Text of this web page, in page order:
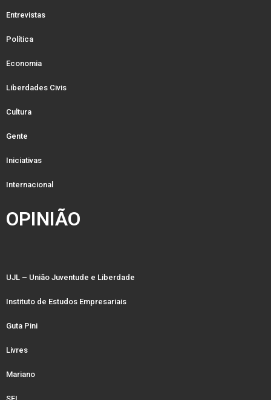
Entrevistas
Política
Economia
Liberdades Civis
Cultura
Gente
Iniciativas
Internacional
OPINIÃO
UJL – União Juventude e Liberdade
Instituto de Estudos Empresariais
Guta Pini
Livres
Mariano